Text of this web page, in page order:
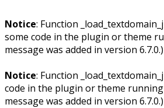
Notice: Function
some code in the plugin or theme
message was added in version
Notice: Function
code in the plugin or theme
message was added in version